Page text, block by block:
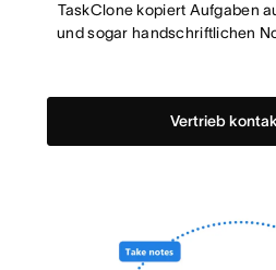
TaskClone kopiert Aufgaben
und sogar handschriftlichen
Vertrieb